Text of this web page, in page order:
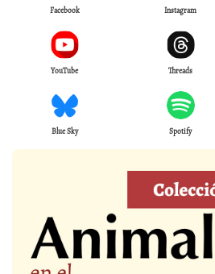
Facebook Instagram
YouTube Threads
Blue Sky Spotify